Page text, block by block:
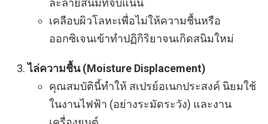
ละลายสนิมที่จับแน่น
เคลือบผิวโลหะเพื่อไม่ให้ความชื้นหรือ
ออกซิเจนเข้าทำปฏิกิริยาจนเกิดสนิมใหม่
ไล่ความชื้น (Moisture Displacement)
คุณสมบัตินี้ทำให้ สเปรย์อเนกประสงค์ นิยมใช้
ในงานไฟฟ้า (อย่างระมัดระวัง) และงาน